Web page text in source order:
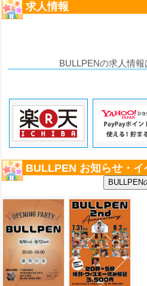
求人情報
BULLPENの求人情報
BULLPEN お知らせ・イ